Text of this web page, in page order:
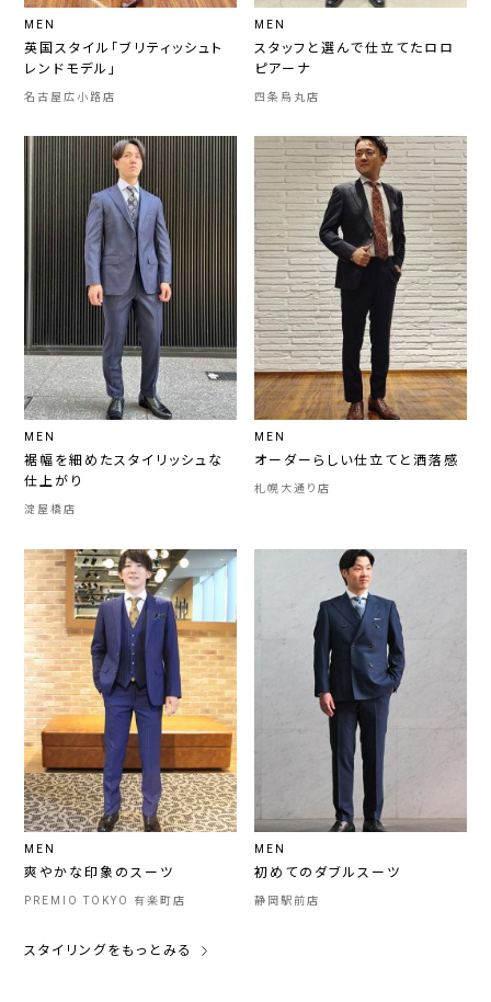
MEN
英国スタイル「ブリティッシュト
レンドモデル」
名古屋広小路店
MEN
スタッフと選んで仕立てたロロ
ピアーナ
四条烏丸店
MEN
裾幅を細めたスタイリッシュな
仕上がり
淀屋橋店
MEN
オーダーらしい仕立てと洒落感
札幌大通り店
MEN
爽やかな印象のスーツ
PREMIO TOKYO 有楽町店
MEN
初めてのダブルスーツ
静岡駅前店
スタイリングをもっとみる